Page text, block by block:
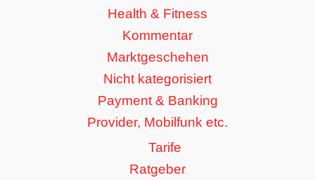
Health & Fitness
Kommentar
Marktgeschehen
Nicht kategorisiert
Payment & Banking
Provider, Mobilfunk etc.
Tarife
Ratgeber